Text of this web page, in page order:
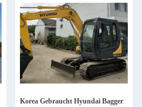
Korea Gebraucht Hyundai Bagger